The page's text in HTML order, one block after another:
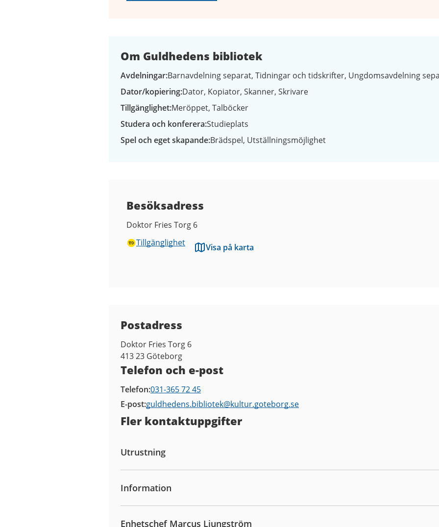
Om Guldhedens bibliotek
Avdelningar Barnavdelning separat Tidningar och tidskrifter Ungdomsavdelning
Dator/kopiering Dator Kopiator Skanner Skrivare
Tillgänglighet Meröppet Talböcker
Studera och konferera Studieplats
Spel och eget skapande Brädspel Utställningsmöjlighet
Besöksadress
Doktor Fries Torg 6
Tillgänglighet
Visa på karta
Postadress
Doktor Fries Torg 6
413 23 Göteborg
Telefon och e-post
Telefon 031-365 72 45
E-post guldhedens.bibliotek@kultur.goteborg.se
Fler kontaktuppgifter
Utrustning
Information
Enhetschef Marcus Ljungström